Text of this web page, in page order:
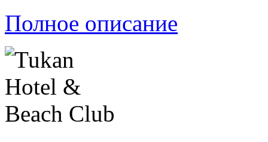
Полное описание